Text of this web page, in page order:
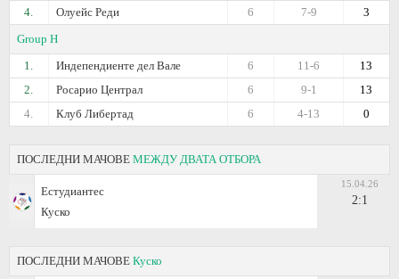
4. Олуейс Реди 3
7-9
6
Group H
1.
Индепендиенте дел Вале 13
11-6
6
2.
Росарио Централ 13
9-1
6
4.
Клуб Либертад 0
4-13
6
ПОСЛЕДНИ МАЧОВЕ МЕЖДУ ДВАТА ОТБОРА
Естудиантес
Куско
15.04.26
2:1
ПОСЛЕДНИ МАЧОВЕ Куско